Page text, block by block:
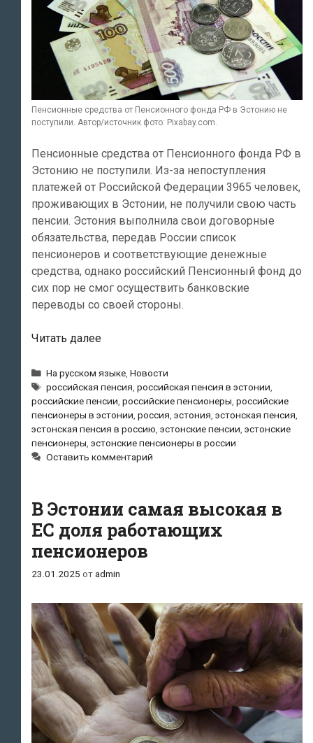
Пенсионные средства от Пенсионного фонда РФ в Эстонию не
поступили. Автор/источник фото: Pixabay.com.
Пенсионные средства от Пенсионного фонда РФ в
Эстонию не поступили. Из-за непоступления
платежей от Российской Федерации 3965 человек,
проживающих в Эстонии, не получили свою часть
пенсии. Эстония выполнила свои договорные
обязательства, передав России список
пенсионеров и соответствующие денежные
средства, однако российский Пенсионный фонд до
сих пор не смог осуществить банковские
переводы со своей стороны.
Читать далееПенсионные
от
Пенсионного
фонда
РФ
в
Эстонию
Рубрики
На русском языке ,Новости
Метки
российская пенсия ,российская пенсия в эстонии
российские пенсии российские пенсионеры российские
пенсионеры в эстонии россия эстония эстонская пенсия
эстонская пенсия в россию эстонские пенсии эстонские
пенсионеры эстонские пенсионеры в россии
Оставить комментарий
В Эстонии самая высокая в
ЕС доля работающих
пенсионеров
23.01.2025 отadmin